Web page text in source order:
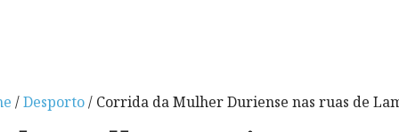
/Desporto/ Corrida da Mulher Duriense nas ruas de